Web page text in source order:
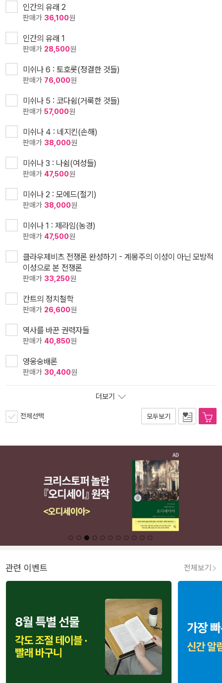
인간의 유래 2
판매가 36,100원
인간의 유래 1
판매가 28,500원
미쉬나 6 : 토호롯(정결한 것들)
판매가 76,000원
미쉬나 5 : 코다쉼(거룩한 것들)
판매가 57,000원
미쉬나 4 : 네지킨(손해)
판매가 38,000원
미쉬나 3 : 나쉼(여성들)
판매가 47,500원
미쉬나 2 : 모에드(절기)
판매가 38,000원
미쉬나 1 : 제라임(농경)
판매가 47,500원
클라우제비츠 전쟁론 완성하기 - 계몽주의 이성이 아닌 모방적
이성으로 본 전쟁론
판매가 33,250원
칸트의 정치철학
판매가 26,600원
역사를 바꾼 권력자들
판매가 40,850원
영웅숭배론
판매가 30,400원
더보기
전체선택 모두보기
관련 이벤트 전체보기